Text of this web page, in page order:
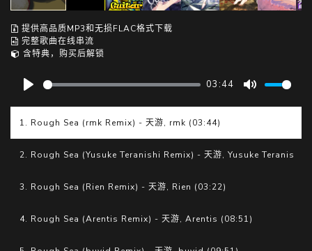
提供高品质MP3和无损FLAC格式下载
完整歌曲在线串流
含特典，购买后解锁
03:44
1. Rough Sea (rmk Remix) - 天游, rmk (03:44)
2. Rough Sea (Yusuke Teranishi Remix) - 天游, Yusuke Teranishi
3. Rough Sea (Rien Remix) - 天游, Rien (03:22)
4. Rough Sea (Arentis Remix) - 天游, Arentis (08:51)